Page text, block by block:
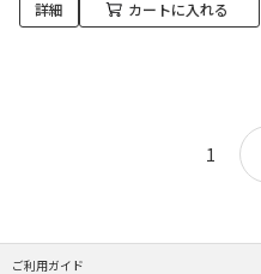
詳細 カートに入れる
1
ご利用ガイド